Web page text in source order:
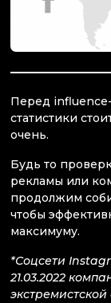
Перед
статистики
очень.
Будь то
рекламы или
продолжим
чтобы
максимуму.
*Соцсети
21.03.2022